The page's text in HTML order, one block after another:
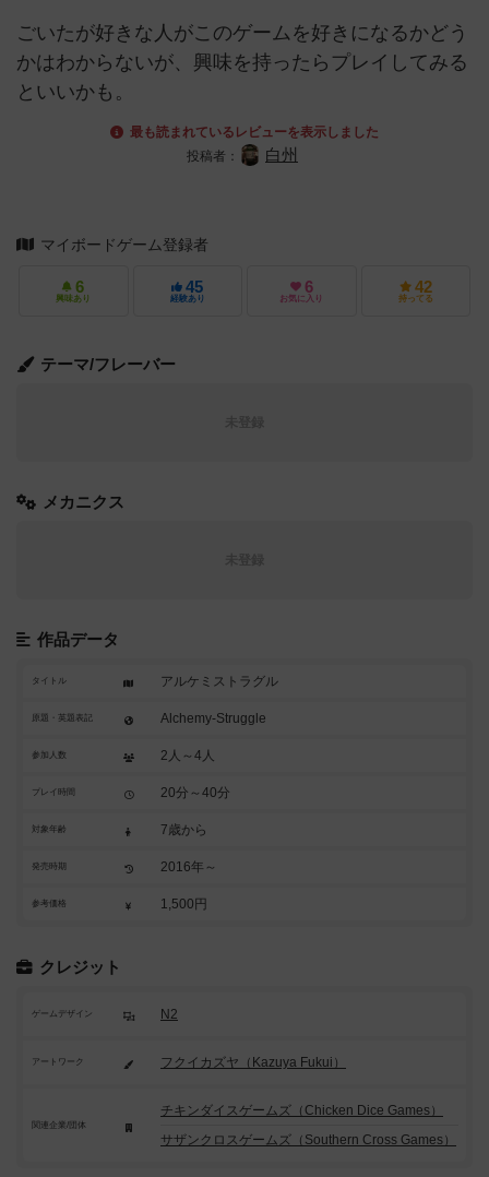
ごいたが好きな人がこのゲームを好きになるかどう
かはわからないが、興味を持ったらプレイしてみる
といいかも。
最も読まれているレビューを表示しました
投稿者：
白州
マイボードゲーム登録者
6
興味あり
45
経験あり
6
お気に入り
42
持ってる
テーマ/フレーバー
メカニクス
作品データ
タイトル アルケミストラグル
原題・英題表記 Alchemy-Struggle
参加人数 2人～4人
プレイ時間 20分～40分
対象年齢 7歳から
発売時期 2016年～
参考価格 1,500円
クレジット
ゲームデザイン N2
アートワーク フクイカズヤ（Kazuya Fukui）
関連企業/団体
チキンダイスゲームズ（Chicken Dice Games）
サザンクロスゲームズ（Southern Cross Games）